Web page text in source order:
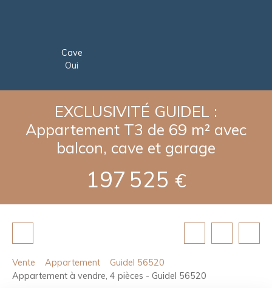
Cave
Oui
EXCLUSIVITÉ GUIDEL :
Appartement T3 de 69 m² avec
balcon, cave et garage
197 525 €
Vente Appartement
Guidel 56520
Appartement à vendre, 4 pièces - Guidel 56520